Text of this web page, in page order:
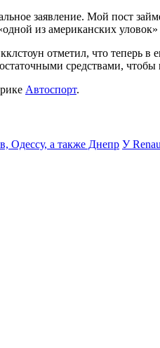
заявление. Мой пост
из американских
отметил, что теперь в
средствами, чтобы
Автоспорт.
Одессу, а также Днепр У